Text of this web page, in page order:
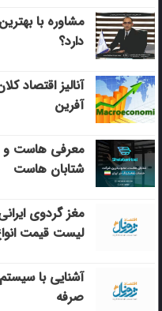
مشاوره با
دارد؟
آنالیز اقتصاد
آفرین
معرفی هاست و
شتابان هاست
مغز گردوی
لیست قیمت
آشنایی با
صرفه